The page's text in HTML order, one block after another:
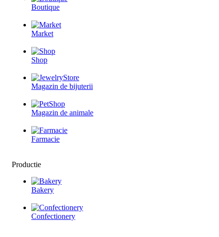
Boutique
Market
Shop
Magazin de bijuterii
Magazin de animale
Farmacie
Productie
Bakery
Confectionery